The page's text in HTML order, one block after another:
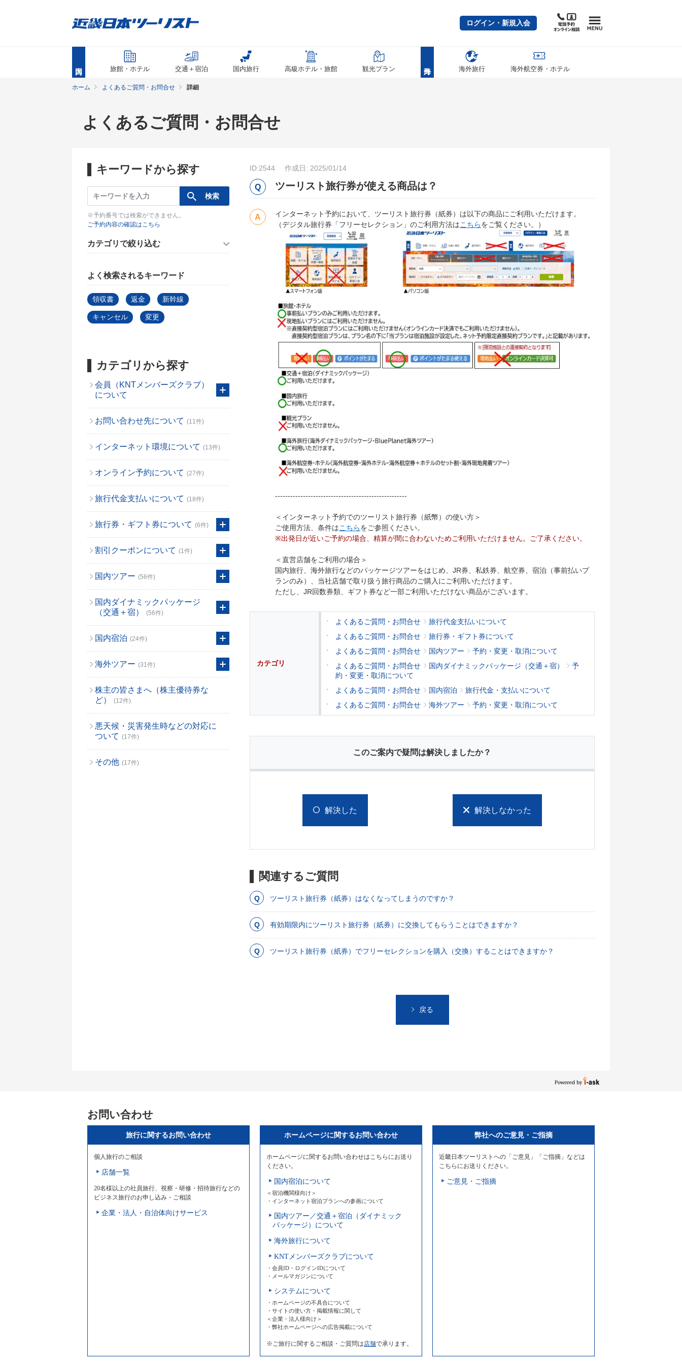
ログイン・新規入会
旅館・ホテル 交通＋宿泊 国内旅行 高級ホテル・旅館 観光プラン 海外旅行 海外航空券・ホテル
ホーム よくあるご質問・お問合せ 詳細
よくあるご質問・お問合せ
キーワードから探す
※予約番号では検索ができません。
ご予約内容の確認はこちら
カテゴリで絞り込む
よく検索されるキーワード
領収書 返金 新幹線
キャンセル 変更
カテゴリから探す
会員（KNTメンバーズクラブ）
について
お問い合わせ先について (11件)
インターネット環境について (13件)
オンライン予約について (27件)
旅行代金支払いについて (18件)
旅行券・ギフト券について (6件)
割引クーポンについて (1件)
国内ツアー (56件)
国内ダイナミックパッケージ
（交通＋宿）
(56件)
国内宿泊 (24件)
海外ツアー (31件)
株主の皆さまへ（株主優待券な
ど）
(12件)
悪天候・災害発生時などの対応に
ついて (17件)
その他 (17件)
ID:2544 作成日: 2025/01/14
ツーリスト旅行券が使える商品は？
インターネット予約において、ツーリスト旅行券（紙券）は以下の商品にご利用いただけます。
（デジタル旅行券「フリーセレクション」のご利用方法はこちらをご覧ください。）
----------------------------------------------------
＜インターネット予約でのツーリスト旅行券（紙幣）の使い方＞
ご使用方法、条件はこちらをご参照ください。
※出発日が近いご予約の場合、精算が間に合わないためご利用いただけません。ご了承ください。
＜直営店舗をご利用の場合＞
国内旅行、海外旅行などのパッケージツアーをはじめ、JR券、私鉄券、航空券、宿泊（事前払いプ
ランのみ）、当社店舗で取り扱う旅行商品のご購入にご利用いただけます。
ただし、JR回数券類、ギフト券など一部ご利用いただけない商品がございます。
カテゴリ
よくあるご質問・お問合せ
旅行代金支払いについて
よくあるご質問・お問合せ
旅行券・ギフト券について
よくあるご質問・お問合せ
国内ツアー
予約・変更・取消について
よくあるご質問・お問合せ
国内ダイナミックパッケージ（交通＋宿）
予
約・変更・取消について
よくあるご質問・お問合せ
国内宿泊
旅行代金・支払いについて
よくあるご質問・お問合せ
海外ツアー 予約・変更・取消について
このご案内で疑問は解決しましたか？
解決した 解決しなかった
関連するご質問
ツーリスト旅行券（紙券）はなくなってしまうのですか？
有効期限内にツーリスト旅行券（紙券）に交換してもらうことはできますか？
ツーリスト旅行券（紙券）でフリーセレクションを購入（交換）することはできますか？
戻る
お問い合わせ
旅行に関するお問い合わせ
個人旅行のご相談
店舗一覧
20名様以上の社員旅行、視察・研修・招待旅行などの
ビジネス旅行のお申し込み・ご相談
企業・法人・自治体向けサービス
ホームページに関するお問い合わせ
ホームページに関するお問い合わせはこちらにお送り
ください。
国内宿泊について
＜宿泊機関様向け＞
・インターネット宿泊プランへの参画について
国内ツアー／交通＋宿泊（ダイナミック
パッケージ）について
海外旅行について
KNTメンバーズクラブについて
・会員ID・ログインIDについて
・メールマガジンについて
システムについて
・ホームページの不具合について
・サイトの使い方・掲載情報に関して
＜企業・法人様向け＞
・弊社ホームページへの広告掲載について
※ご旅行に関するご相談・ご質問は店舗で承ります。
弊社へのご意見・ご指摘
近畿日本ツーリストへの「ご意見」「ご指摘」などは
こちらにお送りください。
ご意見・ご指摘